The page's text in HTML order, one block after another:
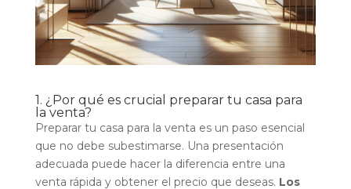
1. ¿Por qué es crucial preparar tu casa para
la venta?
Preparar tu casa para la venta es un paso esencial
que no debe subestimarse. Una presentación
adecuada puede hacer la diferencia entre una
venta rápida y obtener el precio que deseas. Los